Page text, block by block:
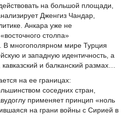
на большой площади,
Дженгиз Чандар,
Анкара уже не
столпа»
В многополярном мире Турция
и западную идентичность, а
и балканский размах…
на ее границах:
соседних стран,
применяет принцип «ноль
на грани войны с Сирией в